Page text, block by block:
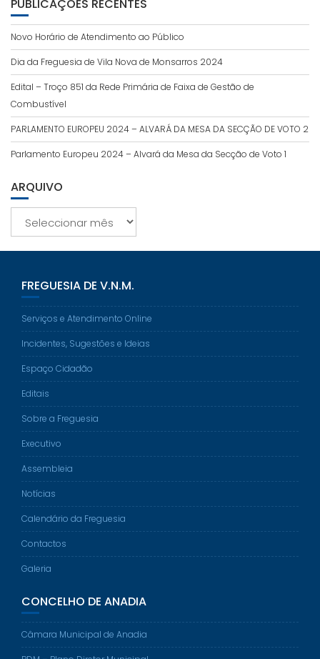
PUBLICAÇÕES RECENTES
Novo Horário de Atendimento ao Público
Dia da Freguesia de Vila Nova de Monsarros 2024
Edital – Troço 851 da Rede Primária de Faixa de Gestão de
Combustível
PARLAMENTO EUROPEU 2024 – ALVARÁ DA MESA DA SECÇÃO DE VOTO 2
Parlamento Europeu 2024 – Alvará da Mesa da Secção de Voto 1
ARQUIVO
FREGUESIA DE V.N.M.
Serviços e Atendimento Online
Incidentes, Sugestões e Ideias
Espaço Cidadão
Editais
Sobre a Freguesia
Executivo
Assembleia
Notícias
Calendário da Freguesia
Contactos
Galeria
CONCELHO DE ANADIA
Câmara Municipal de Anadia